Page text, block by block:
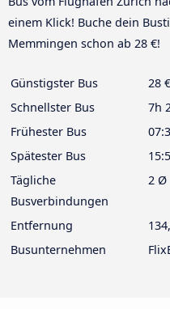
einem Klick! Buche dein
Memmingen schon ab 28 €!
Günstigster Bus
28 €
Schnellster Bus
7h
Frühester Bus
Spätester Bus
Tägliche
Busverbindungen
2 Ø
Entfernung
Busunternehmen